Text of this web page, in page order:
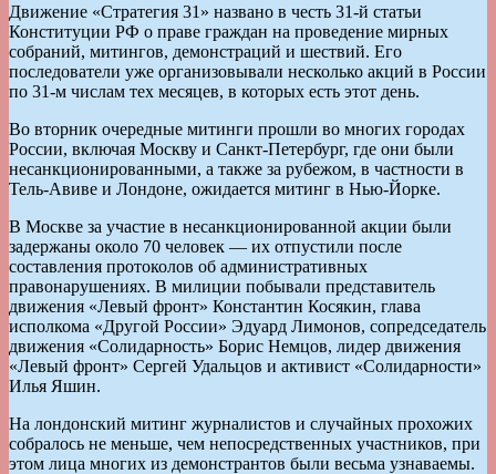
Движение «Стратегия 31» названо в честь 31-й статьи
Конституции РФ о праве граждан на проведение мирных
собраний, митингов, демонстраций и шествий. Его
последователи уже организовывали несколько акций в России
по 31-м числам тех месяцев, в которых есть этот день.
Во вторник очередные митинги прошли во многих городах
России, включая Москву и Санкт-Петербург, где они были
несанкционированными, а также за рубежом, в частности в
Тель-Авиве и Лондоне, ожидается митинг в Нью-Йорке.
В Москве за участие в несанкционированной акции были
задержаны около 70 человек — их отпустили после
составления протоколов об административных
правонарушениях. В милиции побывали представитель
движения «Левый фронт» Константин Косякин, глава
исполкома «Другой России» Эдуард Лимонов, сопредседатель
движения «Солидарность» Борис Немцов, лидер движения
«Левый фронт» Сергей Удальцов и активист «Солидарности»
Илья Яшин.
На лондонский митинг журналистов и случайных прохожих
собралось не меньше, чем непосредственных участников, при
этом лица многих из демонстрантов были весьма узнаваемы.